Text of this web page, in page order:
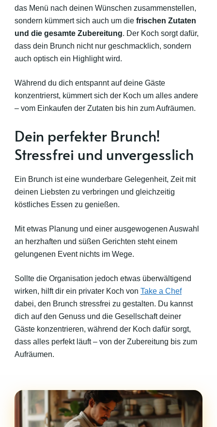
das Menü nach deinen Wünschen zusammenstellen,
sondern kümmert sich auch um die frischen Zutaten
und die gesamte Zubereitung. Der Koch sorgt dafür,
dass dein Brunch nicht nur geschmacklich, sondern
auch optisch ein Highlight wird.
Während du dich entspannt auf deine Gäste
konzentrierst, kümmert sich der Koch um alles andere
– vom Einkaufen der Zutaten bis hin zum Aufräumen.
Dein perfekter Brunch!
Stressfrei und unvergesslich
Ein Brunch ist eine wunderbare Gelegenheit, Zeit mit
deinen Liebsten zu verbringen und gleichzeitig
köstliches Essen zu genießen.
Mit etwas Planung und einer ausgewogenen Auswahl
an herzhaften und süßen Gerichten steht einem
gelungenen Event nichts im Wege.
Sollte die Organisation jedoch etwas überwältigend
wirken, hilft dir ein privater Koch von Take a Chef
dabei, den Brunch stressfrei zu gestalten. Du kannst
dich auf den Genuss und die Gesellschaft deiner
Gäste konzentrieren, während der Koch dafür sorgt,
dass alles perfekt läuft – von der Zubereitung bis zum
Aufräumen.